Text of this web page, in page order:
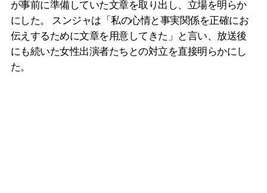
が事前に準備していた文章を取り出し、立場を明らか
にした。 スンジャは「私の心情と事実関係を正確にお
伝えするために文章を用意してきた」と言い、放送後
にも続いた女性出演者たちとの対立を直接明らかにし
た。